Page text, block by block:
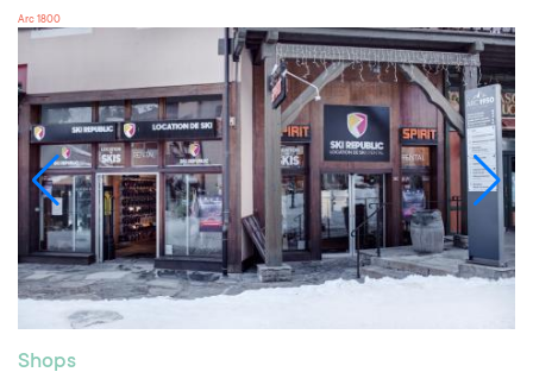
Arc 1800
Shops